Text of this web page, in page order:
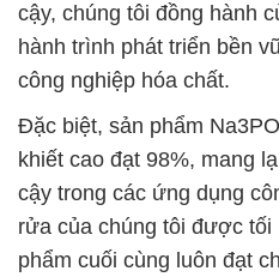
cậy, chúng tôi đồng hành
hành trình phát triển bền
công nghiệp hóa chất.
Đặc biệt, sản phẩm
khiết cao đạt 98%, mang
cậy trong các ứng dụng
rửa của chúng tôi được
phẩm cuối cùng luôn đạt